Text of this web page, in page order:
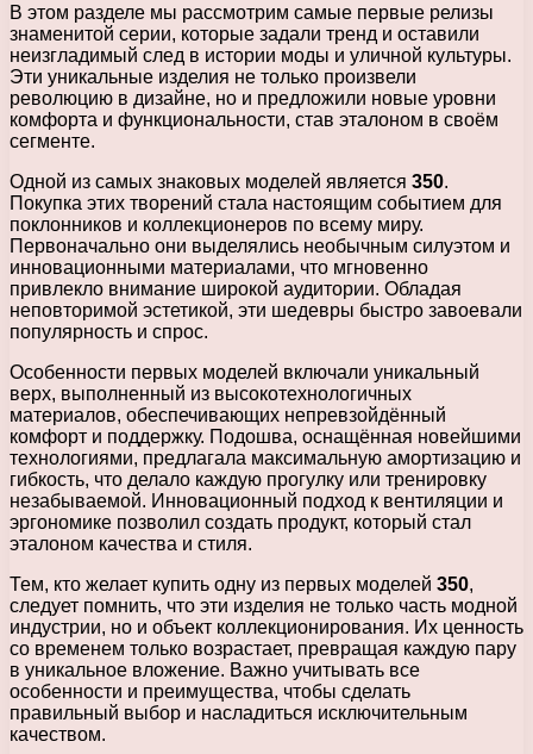
В этом разделе мы рассмотрим самые первые релизы
знаменитой серии, которые задали тренд и оставили
неизгладимый след в истории моды и уличной культуры.
Эти уникальные изделия не только произвели
революцию в дизайне, но и предложили новые уровни
комфорта и функциональности, став эталоном в своём
сегменте.
Одной из самых знаковых моделей является 350.
Покупка этих творений стала настоящим событием для
поклонников и коллекционеров по всему миру.
Первоначально они выделялись необычным силуэтом и
инновационными материалами, что мгновенно
привлекло внимание широкой аудитории. Обладая
неповторимой эстетикой, эти шедевры быстро завоевали
популярность и спрос.
Особенности первых моделей включали уникальный
верх, выполненный из высокотехнологичных
материалов, обеспечивающих непревзойдённый
комфорт и поддержку. Подошва, оснащённая новейшими
технологиями, предлагала максимальную амортизацию и
гибкость, что делало каждую прогулку или тренировку
незабываемой. Инновационный подход к вентиляции и
эргономике позволил создать продукт, который стал
эталоном качества и стиля.
Тем, кто желает купить одну из первых моделей 350,
следует помнить, что эти изделия не только часть модной
индустрии, но и объект коллекционирования. Их ценность
со временем только возрастает, превращая каждую пару
в уникальное вложение. Важно учитывать все
особенности и преимущества, чтобы сделать
правильный выбор и насладиться исключительным
качеством.